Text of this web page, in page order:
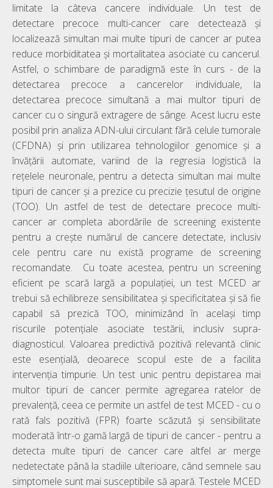
limitate la câteva cancere individuale. Un test de
detectare precoce multi-cancer care detectează și
localizează simultan mai multe tipuri de cancer ar putea
reduce morbiditatea și mortalitatea asociate cu cancerul.
Astfel, o schimbare de paradigmă este în curs - de la
detectarea precoce a cancerelor individuale, la
detectarea precoce simultană a mai multor tipuri de
cancer cu o singură extragere de sânge. Acest lucru este
posibil prin analiza ADN-ului circulant fără celule tumorale
(CFDNA) și prin utilizarea tehnologiilor genomice și a
învățării automate, variind de la regresia logistică la
rețelele neuronale, pentru a detecta simultan mai multe
tipuri de cancer și a prezice cu precizie țesutul de origine
(TOO). Un astfel de test de detectare precoce multi-
cancer ar completa abordările de screening existente
pentru a crește numărul de cancere detectate, inclusiv
cele pentru care nu există programe de screening
recomandate. Cu toate acestea, pentru un screening
eficient pe scară largă a populației, un test MCED ar
trebui să echilibreze sensibilitatea și specificitatea și să fie
capabil să prezică TOO, minimizând în același timp
riscurile potențiale asociate testării, inclusiv supra-
diagnosticul. Valoarea predictivă pozitivă relevantă clinic
este esențială, deoarece scopul este de a facilita
intervenția timpurie. Un test unic pentru depistarea mai
multor tipuri de cancer permite agregarea ratelor de
prevalență, ceea ce permite un astfel de test MCED - cu o
rată fals pozitivă (FPR) foarte scăzută și sensibilitate
moderată într-o gamă largă de tipuri de cancer - pentru a
detecta multe tipuri de cancer care altfel ar merge
nedetectate până la stadiile ulterioare, când semnele sau
simptomele sunt mai susceptibile să apară. Testele MCED